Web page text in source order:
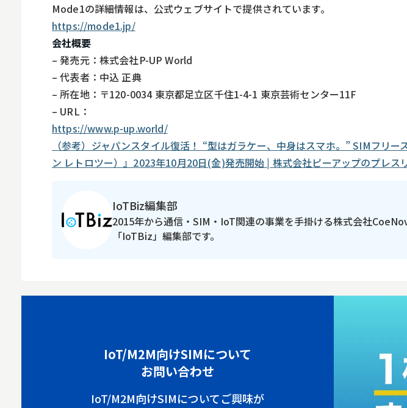
Mode1の詳細情報は、公式ウェブサイトで提供されています。
https://mode1.jp/
会社概要
– 発売元：株式会社P-UP World
– 代表者：中込 正典
– 所在地：〒120-0034 東京都足立区千住1-4-1 東京芸術センター11F
– URL：
https://www.p-up.world/
（参考）ジャパンスタイル復活！ “型はガラケー、中身はスマホ。” SIMフリ
ン レトロツー）』2023年10月20日(金)発売開始 | 株式会社ピーアップのプレス
IoTBiz編集部
2015年から通信・SIM・IoT関連の事業を手掛ける株式会社
「IoTBiz」編集部です。
IoT/M2M向けSIMについて
お問い合わせ
IoT/M2M向けSIMについてご興味が